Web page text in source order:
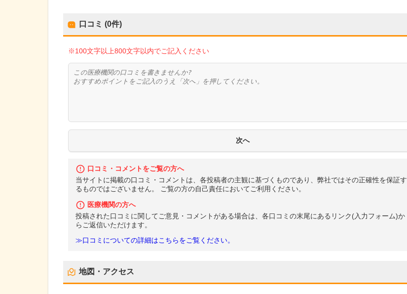
口コミ (0件)
※100文字以上800文字以内でご記入ください
口コミ・コメントをご覧の方へ
当サイトに掲載の口コミ・コメントは、各投稿者の主観に基づくものであり、弊社ではその正確性を保証す
るものではございません。 ご覧の方の自己責任においてご利用ください。
医療機関の方へ
投稿された口コミに関してご意見・コメントがある場合は、各口コミの末尾にあるリンク(入力フォーム)か
らご返信いただけます。
≫口コミについての詳細はこちらをご覧ください。
地図・アクセス